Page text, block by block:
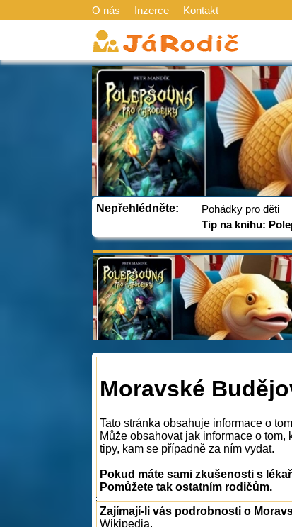
O nás Inzerce Kontakt
Nepřehlédněte:
Pohádky pro děti
Tip na knihu:
Moravské
Tato stránka obsahuje informace o
Může obsahovat jak informace o
tipy, kam se případně za ním vydat.
Pokud máte sami zkušenosti s
Pomůžete tak ostatním rodičům.
Zajímají-li vás podrobnosti o
Wikipedia.